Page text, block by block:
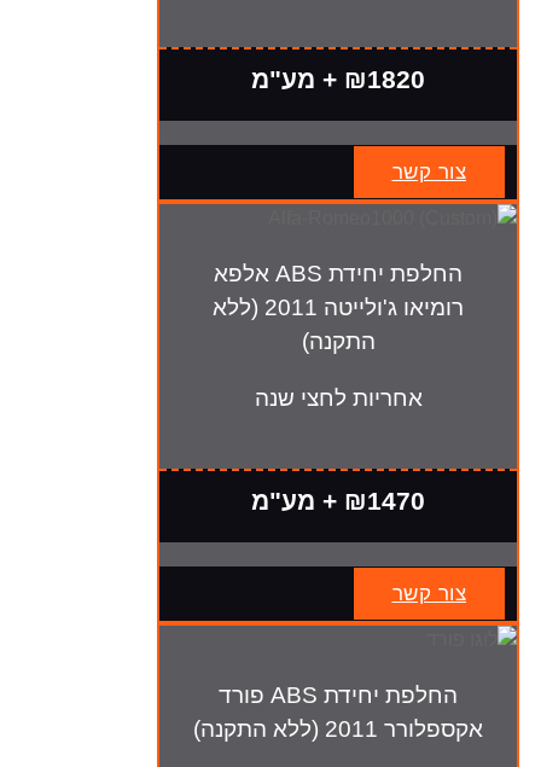
₪1820 + מע"מ
צור קשר
החלפת יחידת ABS אלפא
רומיאו ג'ולייטה 2011 (ללא
התקנה)
אחריות לחצי שנה
₪1470 + מע"מ
צור קשר
החלפת יחידת ABS פורד
אקספלורר 2011 (ללא התקנה)